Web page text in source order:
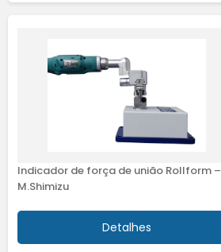
Indicador de força de união Rollform –
M.Shimizu
Detalhes